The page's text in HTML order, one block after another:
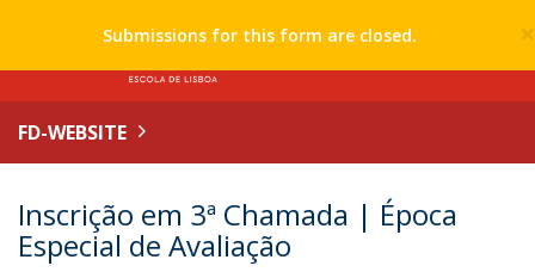
×
Submissions for this form are closed.
FD-WEBSITE
Inscrição em 3ª Chamada | Época
Especial de Avaliação